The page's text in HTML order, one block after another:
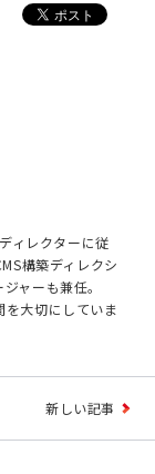
ィレクターに従
構築ディレクシ
ャーも兼任。
を大切にしていま
新しい記事